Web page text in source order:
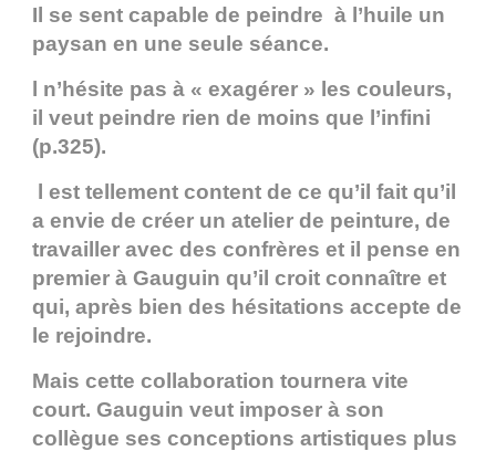
Il se sent capable de peindre à l’huile un
paysan en une seule séance.
l n’hésite pas à « exagérer » les couleurs,
il veut peindre rien de moins que l’infini
(p.325).
l est tellement content de ce qu’il fait qu’il
a envie de créer un atelier de peinture, de
travailler avec des confrères et il pense en
premier à Gauguin qu’il croit connaître et
qui, après bien des hésitations accepte de
le rejoindre.
Mais cette collaboration tournera vite
court. Gauguin veut imposer à son
collègue ses conceptions artistiques plus